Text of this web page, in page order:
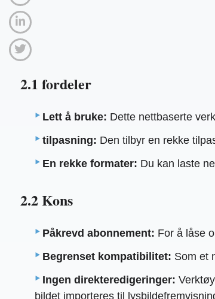
2.1 fordeler
Lett å bruke: Dette nettbaserte
tilpasning: Den tilbyr en rekke
En rekke formater: Du kan laste
2.2 Kons
Påkrevd abonnement: For å låse
Begrenset kompatibilitet: Som et
Ingen direkteredigeringer:
bildet importeres til